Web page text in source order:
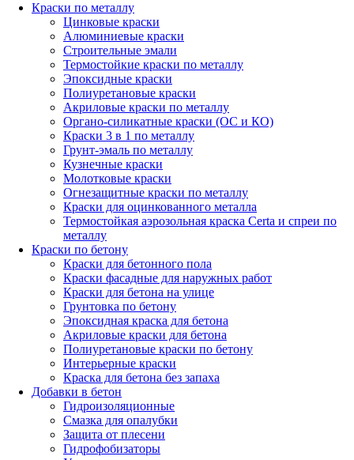
Краски по металлу
Цинковые краски
Алюминиевые краски
Строительные эмали
Термостойкие краски по металлу
Эпоксидные краски
Полиуретановые краски
Акриловые краски по металлу
Органо-силикатные краски (ОС и КО)
Краски 3 в 1 по металлу
Грунт-эмаль по металлу
Кузнечные краски
Молотковые краски
Огнезащитные краски по металлу
Краски для оцинкованного металла
Термостойкая аэрозольная краска Certa и спреи по
металлу
Краски по бетону
Краски для бетонного пола
Краски фасадные для наружных работ
Краски для бетона на улице
Грунтовка по бетону
Эпоксидная краска для бетона
Акриловые краски для бетона
Полиуретановые краски по бетону
Интерьерные краски
Краска для бетона без запаха
Добавки в бетон
Гидроизоляционные
Смазка для опалубки
Защита от плесени
Гидрофобизаторы